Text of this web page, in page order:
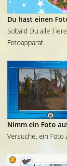
Du hast einen
Sobald Du alle
Fotoapparat.
Nimm ein Foto
Versuche, ein Foto